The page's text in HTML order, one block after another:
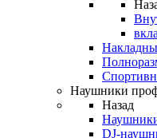
Наушники
Назад
DJ-